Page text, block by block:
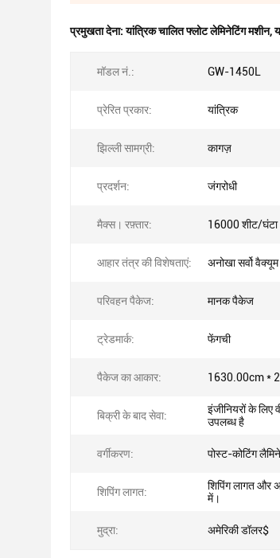
प्रमुखता देना:यांत्रिक चालित फ्लोट लेमिनेटिंग मशीन,
मॉडल नं.: GW-1450L
प्रेरित प्रकार: यांत्रिक
झिल्ली सामग्री: कागज़
प्रदर्शन: जंगरोधी
मैक्स। रफ़्तार: 16000 शीट/घंटा
आहार तंत्र की विशेषताएं: अनोखा सर्वो
परिवहन पैकेज: मानक पैकेज
ट्रेडमार्क: फेंगची
पैकेज का आकार: 1630.00cm *
बिक्री के बाद सेवा:
इंजीनियरों के लिए
उपलब्ध है
वर्गीकरण: पोस्ट-कोटिंग
शिपिंग लागत:
शिपिंग लागत और
में।
मुद्रा: अमेरिकी डॉलर$